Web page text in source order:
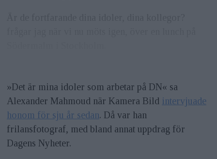
»Det är mina idoler som arbetar på DN« sa
Alexander Mahmoud när Kamera Bild intervjuade
honom för sju år sedan. Då var han
frilansfotograf, med bland annat uppdrag för
Dagens Nyheter.